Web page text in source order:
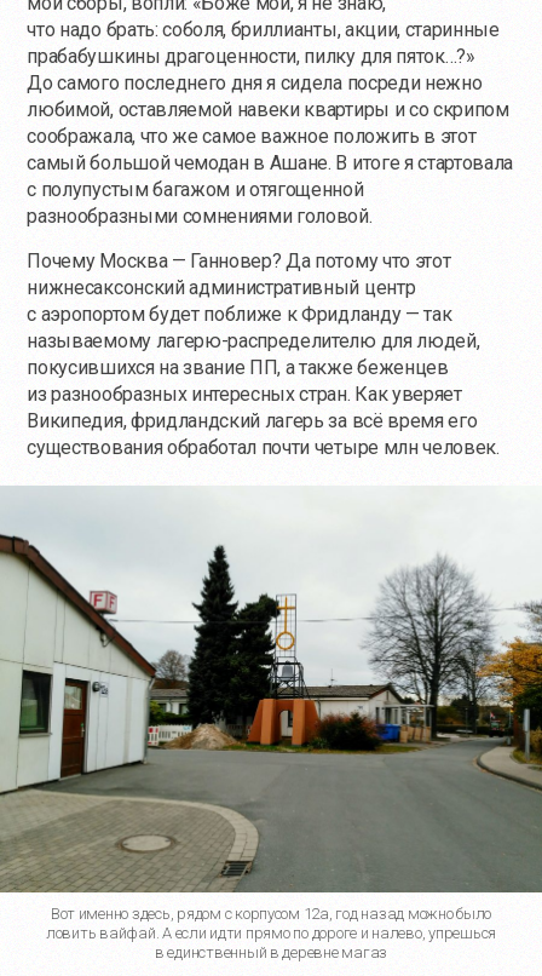
что надо брать: соболя, бриллианты, акции, старинные
прабабушкины драгоценности, пилку для пяток…?»
До самого последнего дня я сидела посреди нежно
любимой, оставляемой навеки квартиры и со скрипом
соображала, что же самое важное положить в этот
самый большой чемодан в Ашане. В итоге я стартовала
с полупустым багажом и отягощенной
разнообразными сомнениями головой.
Почему Москва — Ганновер? Да потому что этот
нижнесаксонский административный центр
с аэропортом будет поближе к Фридланду — так
называемому лагерю-распределителю для людей,
покусившихся на звание ПП, а также беженцев
из разнообразных интересных стран. Как уверяет
Википедия, фридландский лагерь за всё время его
существования обработал почти четыре млн человек.
Вот именно здесь, рядом с корпусом 12а, год назад можно было
ловить вайфай. А если идти прямо по дороге и налево, упрешься
в единственный в деревне магаз